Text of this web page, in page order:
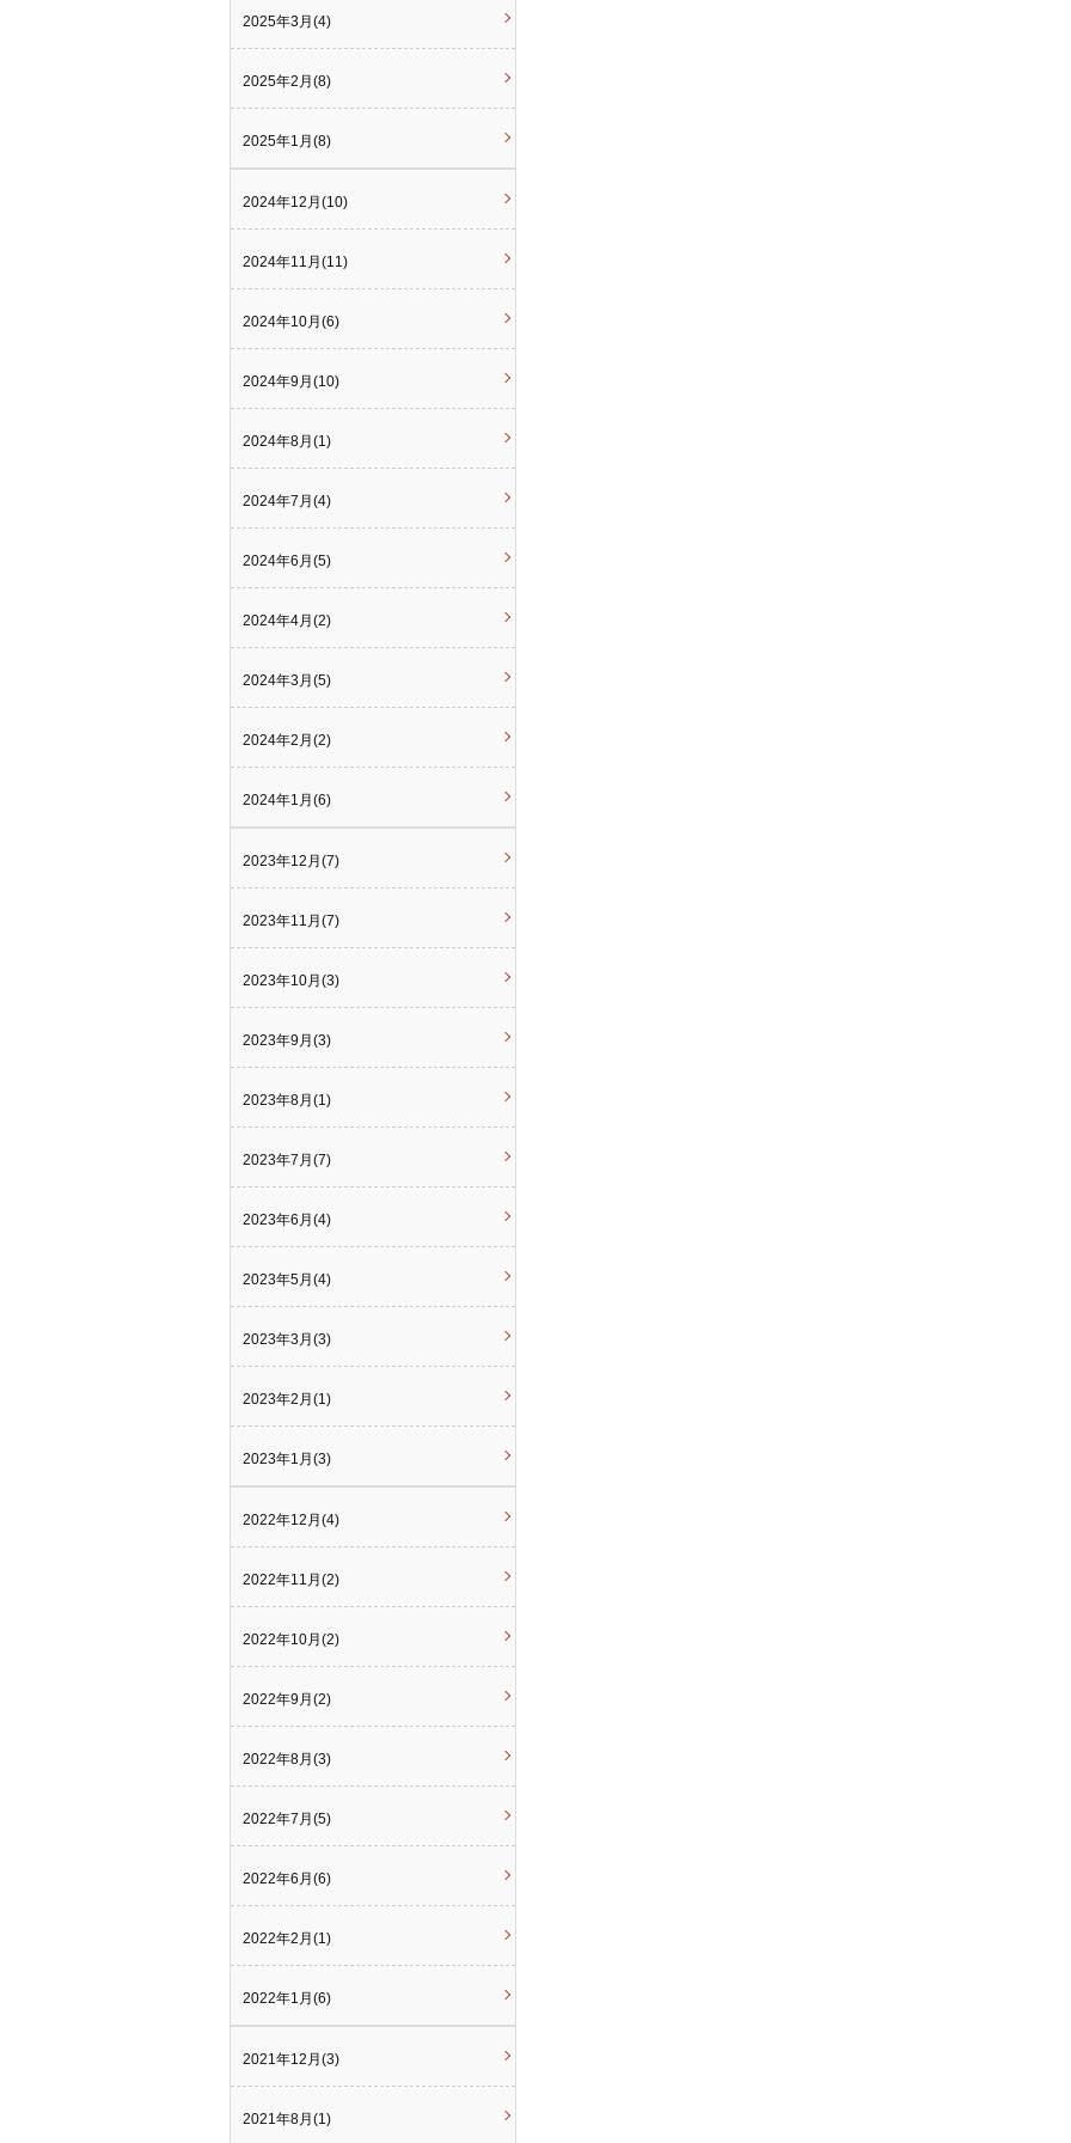
2025年3月(4)
2025年2月(8)
2025年1月(8)
2024年12月(10)
2024年11月(11)
2024年10月(6)
2024年9月(10)
2024年8月(1)
2024年7月(4)
2024年6月(5)
2024年4月(2)
2024年3月(5)
2024年2月(2)
2024年1月(6)
2023年12月(7)
2023年11月(7)
2023年10月(3)
2023年9月(3)
2023年8月(1)
2023年7月(7)
2023年6月(4)
2023年5月(4)
2023年3月(3)
2023年2月(1)
2023年1月(3)
2022年12月(4)
2022年11月(2)
2022年10月(2)
2022年9月(2)
2022年8月(3)
2022年7月(5)
2022年6月(6)
2022年2月(1)
2022年1月(6)
2021年12月(3)
2021年8月(1)